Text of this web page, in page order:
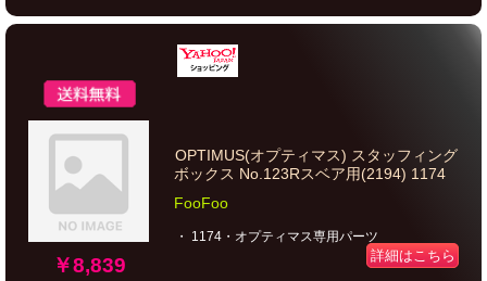
￥8,839
OPTIMUS(オプティマス) スタッフィング
ボックス No.123Rスベア用(2194) 1174
FooFoo
・ 1174・オプティマス専用パーツ
詳細はこちら